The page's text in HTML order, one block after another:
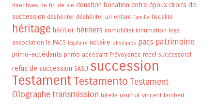
directives de fin de vie donation Donation entre époux droits de
succession déshériter déshériter un enfant Famille fiscalité
héritage héritier héritiers immobilier inhumation legs
association le PACS légataire notaire obsèques pacs patrimoine
primo-accédants primo accedant Prévoyance recel successoral
refus de succession SASU succession
Testament Testamento Testament
Olographetransmission tutelle usufruit vincent lambert